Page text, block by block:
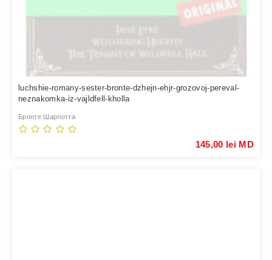
luchshie-romany-sester-bronte-dzhejn-ehjr-grozovoj-pereval-
neznakomka-iz-vajldfell-kholla
Бронте Шарлотта
145,00 lei MD